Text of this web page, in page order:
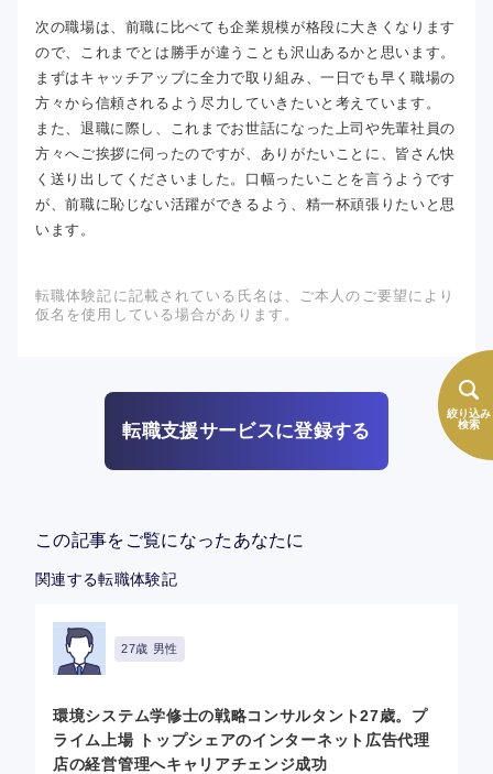
絞り込み
検索
次の職場は、前職に比べても企業規模が格段に大きくなります
ので、これまでとは勝手が違うことも沢山あるかと思います。
まずはキャッチアップに全力で取り組み、一日でも早く職場の
方々から信頼されるよう尽力していきたいと考えています。
また、退職に際し、これまでお世話になった上司や先輩社員の
方々へご挨拶に伺ったのですが、ありがたいことに、皆さん快
く送り出してくださいました。口幅ったいことを言うようです
が、前職に恥じない活躍ができるよう、精一杯頑張りたいと思
います。
転職体験記に記載されている氏名は、ご本人のご要望により
仮名を使用している場合があります。
転職支援サービスに登録する
この記事をご覧になったあなたに
関連する転職体験記
27歳 男性
環境システム学修士の戦略コンサルタント27歳。プ
ライム上場 トップシェアのインターネット広告代理
店の経営管理へキャリアチェンジ成功